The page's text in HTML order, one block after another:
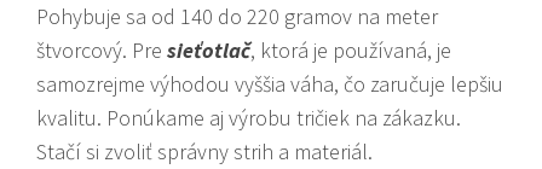
Pohybuje sa od 140 do 220 gramov na meter
štvorcový. Pre sieťotlač, ktorá je používaná, je
samozrejme výhodou vyššia váha, čo zaručuje lepšiu
kvalitu. Ponúkame aj výrobu tričiek na zákazku.
Stačí si zvoliť správny strih a materiál.